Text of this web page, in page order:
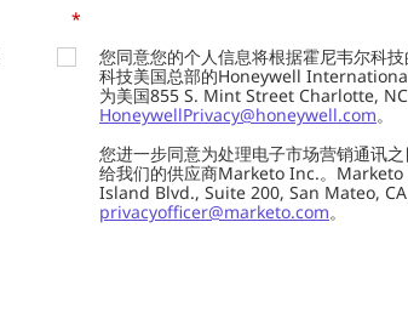
*
您同意您的个人信息将根据霍尼韦尔科技
科技美国总部的Honeywell
为美国855 S. Mint Street Charlotte,
HoneywellPrivacy@honeywell.com。
您进一步同意为处理电子市场营销通讯
给我们的供应商Marketo Inc.。
Island Blvd., Suite 200, San Mateo,
privacyofficer@marketo.com。